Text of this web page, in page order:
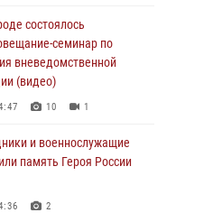
состоялось
семинар по
вневедомственной
(видео)
10 1
и военнослужащие
память Героя России
2